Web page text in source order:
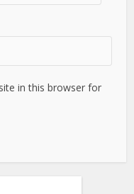
in this browser for